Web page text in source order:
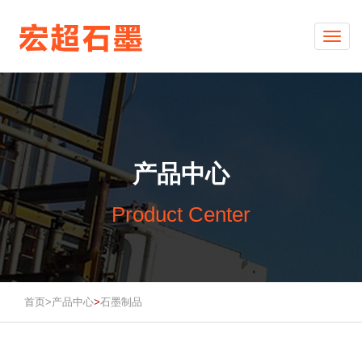
产品中心
Product Center
首页>产品中心>石墨制品